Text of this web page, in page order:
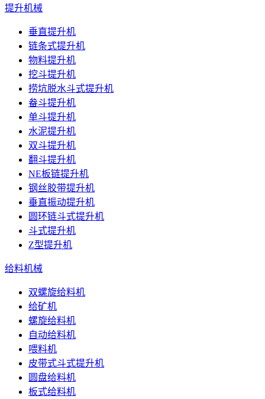
提升机械
垂直提升机
链条式提升机
物料提升机
挖斗提升机
捞坑脱水斗式提升机
畚斗提升机
单斗提升机
水泥提升机
双斗提升机
翻斗提升机
NE板链提升机
钢丝胶带提升机
垂直振动提升机
圆环链斗式提升机
斗式提升机
Z型提升机
给料机械
双螺旋给料机
给矿机
螺旋给料机
自动给料机
喂料机
皮带式斗式提升机
圆盘给料机
板式给料机